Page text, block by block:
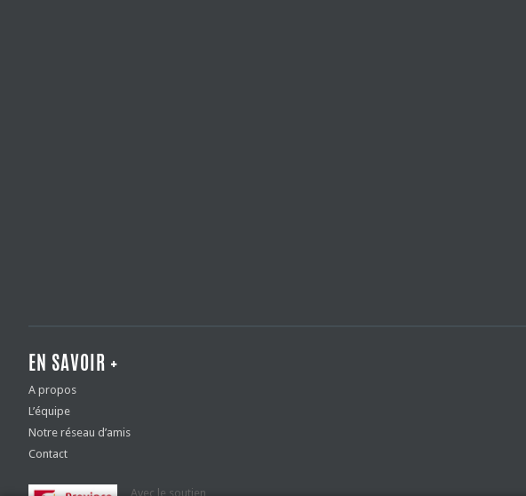
EN SAVOIR +
A propos
L’équipe
Notre réseau d’amis
Contact
Avec le soutien